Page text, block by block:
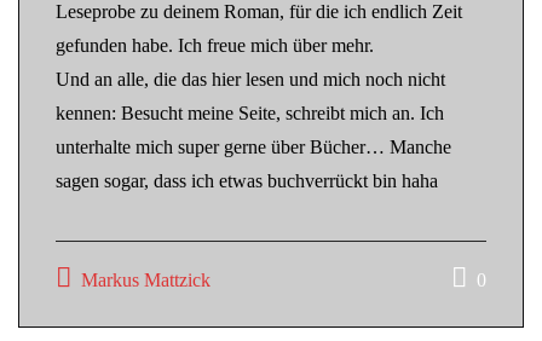
Leseprobe zu deinem Roman, für die ich endlich Zeit
gefunden habe. Ich freue mich über mehr.
Und an alle, die das hier lesen und mich noch nicht
kennen: Besucht meine Seite, schreibt mich an. Ich
unterhalte mich super gerne über Bücher… Manche
sagen sogar, dass ich etwas buchverrückt bin haha
Markus Mattzick 0